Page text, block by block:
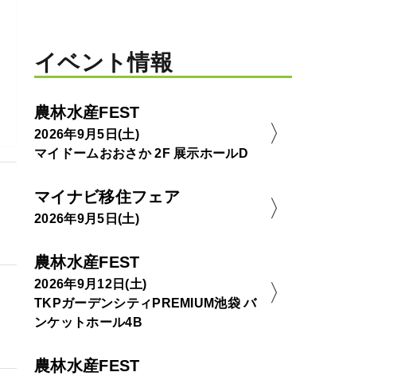
イベント情報
農林水産FEST
2026年9月5日(土)
マイドームおおさか 2F 展示ホールD
マイナビ移住フェア
2026年9月5日(土)
農林水産FEST
2026年9月12日(土)
TKPガーデンシティPREMIUM池袋 バ
ンケットホール4B
農林水産FEST